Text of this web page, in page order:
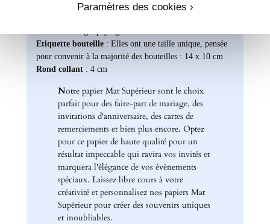
Format A5 portrait : 14 x 21 cm
Etiquette bouteille: Elles ont une taille unique, pensée
pour convenir à la majorité des bouteilles : 14 x 10 cm
Rond collant : 4 cm
Notre papier Mat Supérieur sont le choix
parfait pour des faire-part de mariage, des
invitations d'anniversaire, des cartes de
remerciements et bien plus encore. Optez
pour ce papier de haute qualité pour un
résultat impeccable qui ravira vos invités et
marquera l'élégance de vos évènements
spéciaux. Laissez libre cours à votre
créativité et personnalisez nos papiers Mat
Supérieur pour créer des souvenirs uniques
et inoubliables.
Paramètres des cookies ›